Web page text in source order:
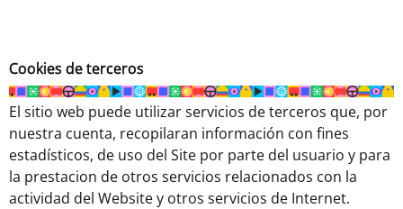
Cookies de terceros
El sitio web puede utilizar servicios de terceros que, por
nuestra cuenta, recopilaran información con fines
estadísticos, de uso del Site por parte del usuario y para
la prestacion de otros servicios relacionados con la
actividad del Website y otros servicios de Internet.